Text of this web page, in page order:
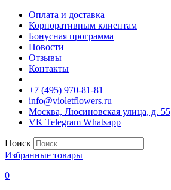
Оплата и доставка
Корпоративным клиентам
Бонусная программа
Новости
Отзывы
Контакты
+7 (495) 970-81-81
info@violetflowers.ru
Москва, Люсиновская улица, д. 55
VK Telegram Whatsapp
Поиск
Избранные товары
0